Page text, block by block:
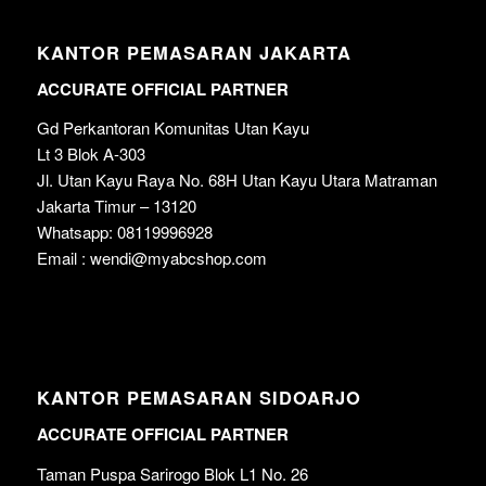
KANTOR PEMASARAN JAKARTA
ACCURATE OFFICIAL PARTNER
Gd Perkantoran Komunitas Utan Kayu
Lt 3 Blok A-303
Jl. Utan Kayu Raya No. 68H Utan Kayu Utara Matraman
Jakarta Timur – 13120
Whatsapp: 08119996928
Email : wendi@myabcshop.com
KANTOR PEMASARAN SIDOARJO
ACCURATE OFFICIAL PARTNER
Taman Puspa Sarirogo Blok L1 No. 26